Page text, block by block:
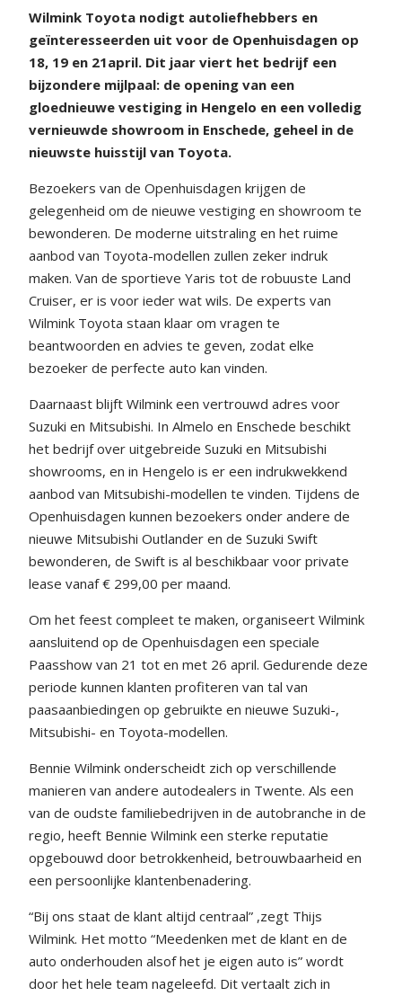
Wilmink Toyota nodigt autoliefhebbers en
geïnteresseerden uit voor de Openhuisdagen op
18, 19 en 21april. Dit jaar viert het bedrijf een
bijzondere mijlpaal: de opening van een
gloednieuwe vestiging in Hengelo en een volledig
vernieuwde showroom in Enschede, geheel in de
nieuwste huisstijl van Toyota.
Bezoekers van de Openhuisdagen krijgen de
gelegenheid om de nieuwe vestiging en showroom te
bewonderen. De moderne uitstraling en het ruime
aanbod van Toyota-modellen zullen zeker indruk
maken. Van de sportieve Yaris tot de robuuste Land
Cruiser, er is voor ieder wat wils. De experts van
Wilmink Toyota staan klaar om vragen te
beantwoorden en advies te geven, zodat elke
bezoeker de perfecte auto kan vinden.
Daarnaast blijft Wilmink een vertrouwd adres voor
Suzuki en Mitsubishi. In Almelo en Enschede beschikt
het bedrijf over uitgebreide Suzuki en Mitsubishi
showrooms, en in Hengelo is er een indrukwekkend
aanbod van Mitsubishi-modellen te vinden. Tijdens de
Openhuisdagen kunnen bezoekers onder andere de
nieuwe Mitsubishi Outlander en de Suzuki Swift
bewonderen, de Swift is al beschikbaar voor private
lease vanaf € 299,00 per maand.
Om het feest compleet te maken, organiseert Wilmink
aansluitend op de Openhuisdagen een speciale
Paasshow van 21 tot en met 26 april. Gedurende deze
periode kunnen klanten profiteren van tal van
paasaanbiedingen op gebruikte en nieuwe Suzuki-,
Mitsubishi- en Toyota-modellen.
Bennie Wilmink onderscheidt zich op verschillende
manieren van andere autodealers in Twente. Als een
van de oudste familiebedrijven in de autobranche in de
regio, heeft Bennie Wilmink een sterke reputatie
opgebouwd door betrokkenheid, betrouwbaarheid en
een persoonlijke klantenbenadering.
“Bij ons staat de klant altijd centraal” ,zegt Thijs
Wilmink. Het motto “Meedenken met de klant en de
auto onderhouden alsof het je eigen auto is” wordt
door het hele team nageleefd. Dit vertaalt zich in